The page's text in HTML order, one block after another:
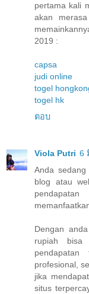
pertama kali
akan
2019 :
capsa
judi online
togel
togel hk
ตอบ
Viola Putri 6
Anda
blog atau
Dengan
rupiah bisa
profesional,
jika
situs